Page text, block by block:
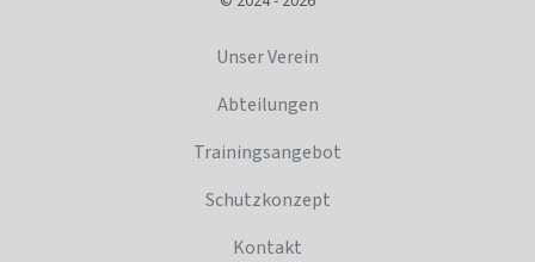
Unser Verein
Abteilungen
Trainingsangebot
Schutzkonzept
Kontakt